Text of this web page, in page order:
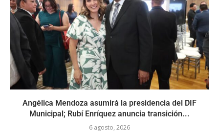
Angélica Mendoza asumirá la presidencia del DIF
Municipal; Rubí Enríquez anuncia transición...
6 agosto, 2026